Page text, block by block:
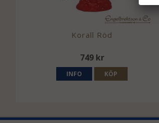
Korall Röd
749 kr
INFO KÖP